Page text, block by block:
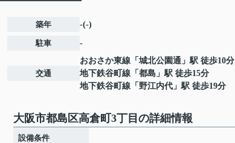
築年 -(-)
駐車 -
交通
おおさか東線 「 城北公園通 」駅 徒歩10分
地下鉄谷町線 「 都島 」駅 徒歩15分
地下鉄谷町線 「 野江内代 」駅 徒歩19分
大阪市都島区高倉町3丁目の詳細情報
設備条件